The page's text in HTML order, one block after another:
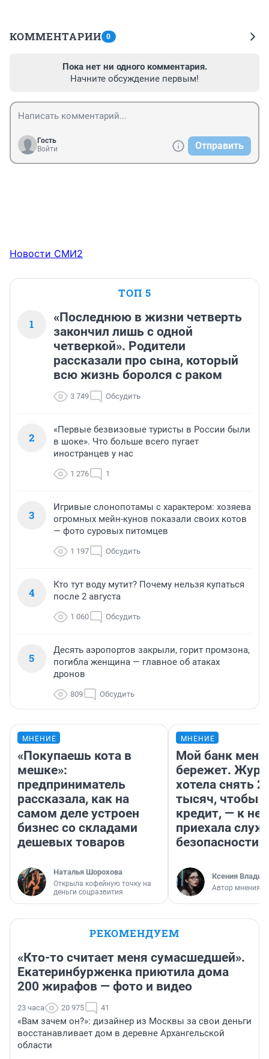
КОММЕНТАРИИ 0
Пока нет ни одного комментария.
Начните обсуждение первым!
Гость
Войти
Отправить
Новости СМИ2
ТОП 5
1
«Последнюю в жизни четверть
закончил лишь с одной
четверкой». Родители
рассказали про сына, который
всю жизнь боролся с раком
3 749 Обсудить
2
«Первые безвизовые туристы в России были
в шоке». Что больше всего пугает
иностранцев у нас
1 276 1
3
Игривые слонопотамы с характером: хозяева
огромных мейн-кунов показали своих котов
— фото суровых питомцев
1 197 Обсудить
4
Кто тут воду мутит? Почему нельзя купаться
после 2 августа
1 060 Обсудить
5
Десять аэропортов закрыли, горит промзона,
погибла женщина — главное об атаках
дронов
809 Обсудить
МНЕНИЕ
«Покупаешь кота в
мешке»:
предприниматель
рассказала, как на
самом деле устроен
бизнес со складами
дешевых товаров
Наталья Шорохова
Открыла кофейную точку на
деньги соцразвития
МНЕНИЕ
Мой банк меня
бережет.
хотела снять
тысяч, чтобы
кредит, — к
приехала
безопасности
Ксения
Автор мнения
РЕКОМЕНДУЕМ
«Кто-то считает меня сумасшедшей».
Екатеринбурженка приютила дома
200 жирафов — фото и видео
23 часа 20 975 41
«Вам зачем он?»: дизайнер из Москвы за свои деньги
восстанавливает дом в деревне Архангельской
области